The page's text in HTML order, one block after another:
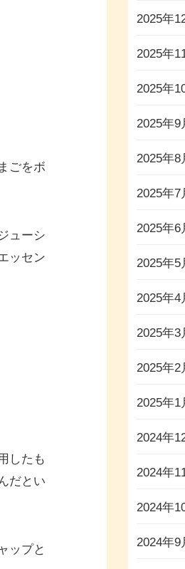
ごをボ
ューシ
ッセン
したも
だとい
ップと
2025年
2025年
2025年
2025年9
2025年8
2025年7
2025年6
2025年5
2025年4
2025年3
2025年2
2025年1
2024年
2024年
2024年
2024年9